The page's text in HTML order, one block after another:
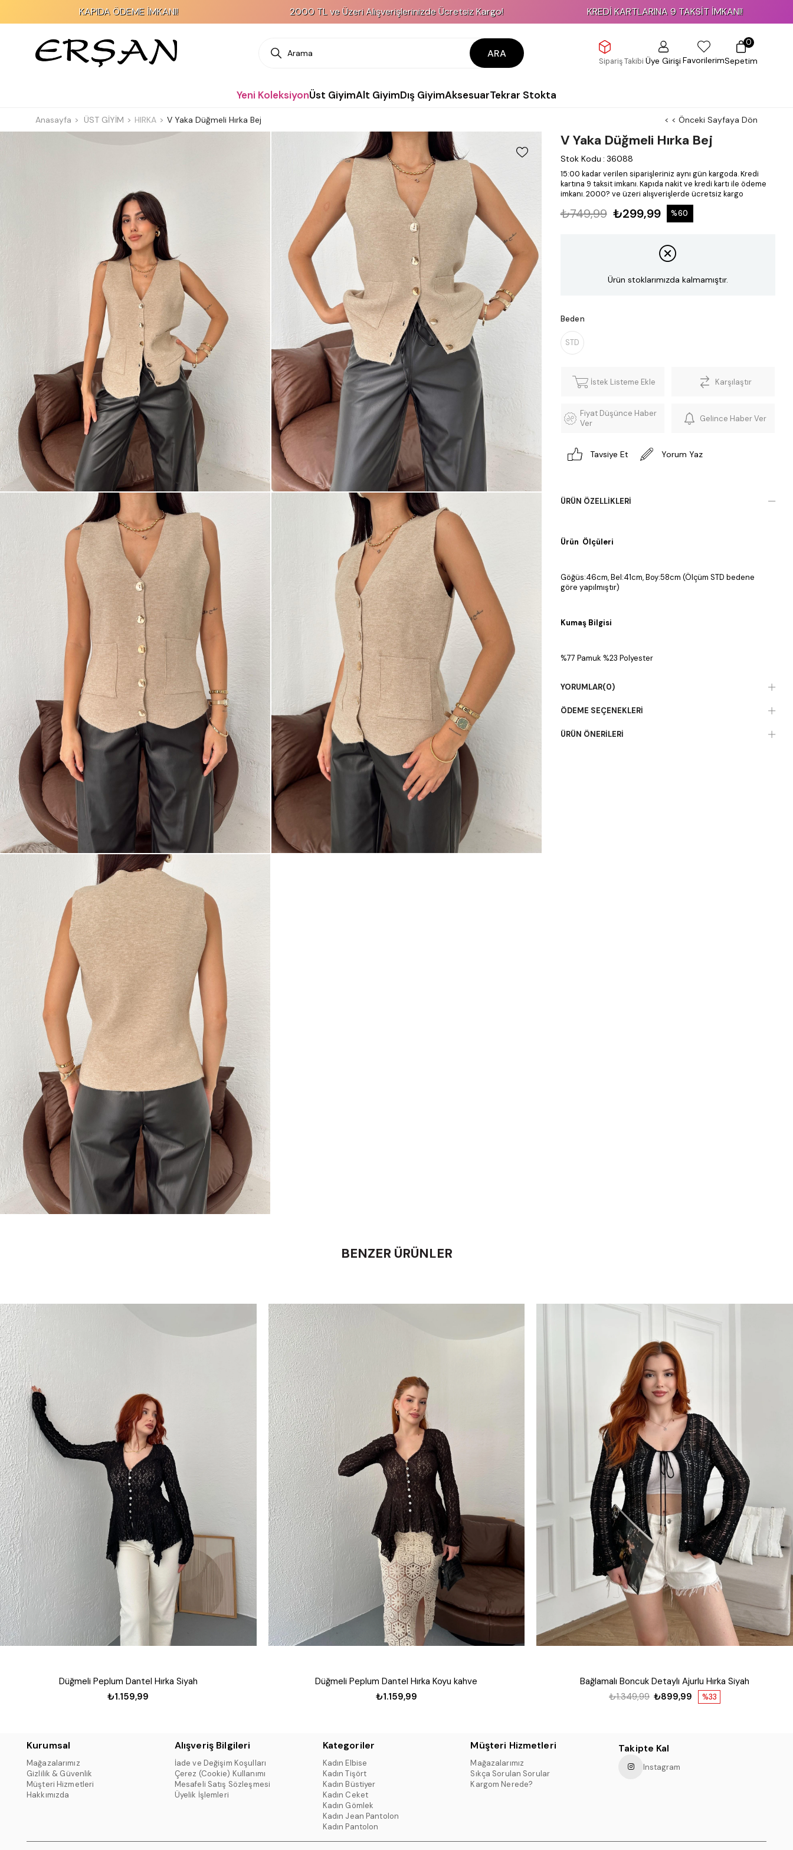
KAPIDA ÖDEME İMKANI! 2000 TL ve Üzeri Alışverişlerinizde Ücretsiz Kargo! KREDİ KARTLARINA 9 TAKSİT İMKANI!
ARA
Sipariş Takibi Üye GirişiFavorilerimSepetim
0
Yeni KoleksiyonÜst GiyimAlt GiyimDış GiyimAksesuarTekrar Stokta
Anasayfa ÜST GİYİM HIRKA V Yaka Düğmeli Hırka Bej < < Önceki Sayfaya Dön
V Yaka Düğmeli Hırka Bej
Stok Kodu : 36088
15:00 kadar verilen siparişleriniz aynı gün kargoda. Kredi
kartına 9 taksit imkanı. Kapıda nakit ve kredi kartı ile ödeme
imkanı. 2000? ve üzeri alışverişlerde ücretsiz kargo
₺749,99 ₺299,99 %60
Ürün stoklarımızda kalmamıştır.
Beden
STD
İstek Listeme Ekle Karşılaştır
Fiyat Düşünce Haber
Ver
Gelince Haber Ver
Tavsiye Et Yorum Yaz
ÜRÜN ÖZELLIKLERI
Ürün Ölçüleri
Göğüs:46cm, Bel:41cm, Boy:58cm (Ölçüm STD bedene
göre yapılmıştır)
Kumaş Bilgisi
%77 Pamuk %23 Polyester
YORUMLAR(0)
ÖDEME SEÇENEKLERI
ÜRÜN ÖNERILERI
BENZER ÜRÜNLER
Düğmeli Peplum Dantel Hırka Siyah
₺1.159,99
Düğmeli Peplum Dantel Hırka Koyu kahve
₺1.159,99
Bağlamalı Boncuk Detaylı Ajurlu Hırka Siyah
%33
₺899,99
₺1.349,99
Kurumsal
Mağazalarımız
Gizlilik & Güvenlik
Müşteri Hizmetleri
Hakkımızda
Alışveriş Bilgileri
İade ve Değişim Koşulları
Çerez (Cookie) Kullanımı
Mesafeli Satış Sözleşmesi
Üyelik İşlemleri
Kategoriler
Kadın Elbise
Kadın Tişört
Kadın Büstiyer
Kadın Ceket
Kadın Gömlek
Kadın Jean Pantolon
Kadın Pantolon
Müşteri Hizmetleri
Mağazalarımız
Sıkça Sorulan Sorular
Kargom Nerede?
Takipte Kal
Instagram